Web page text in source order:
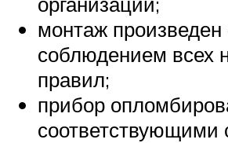
монтаж произведен
соблюдением всех
правил;
прибор
соответствующими